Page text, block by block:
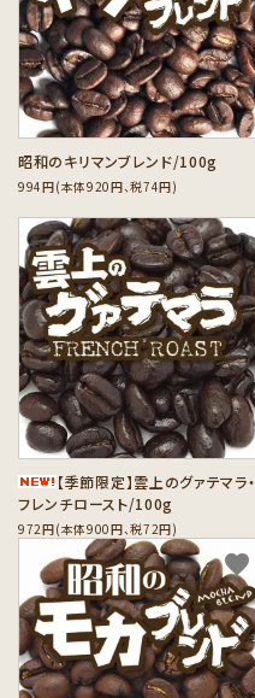
昭和のキリマンブレンド/100g
994円(本体920円、税74円)
【季節限定】雲上のグァテマラ・
フレンチロースト/100g
972円(本体900円、税72円)
favorite
favorite